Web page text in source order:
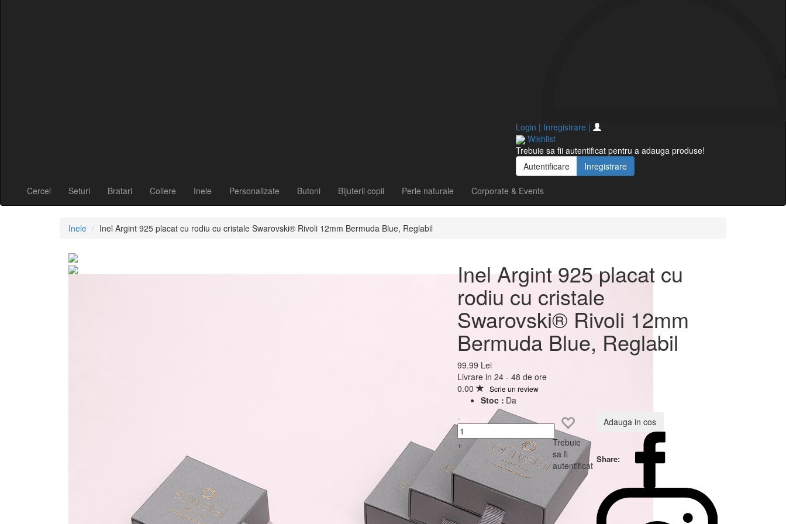
Login | Inregistrare |
Wishlist
Trebuie sa fii autentificat pentru a adauga produse!
Autentificare
Inregistrare
Cercei Seturi Bratari Coliere Inele Personalizate Butoni Bijuterii copii Perle naturale Corporate & Events
Inele Inel Argint 925 placat cu rodiu cu cristale Swarovski® Rivoli 12mm Bermuda Blue, Reglabil
Inel Argint 925 placat cu rodiu
cu cristale Swarovski® Rivoli
12mm Bermuda Blue,
Inel Argint 925 placat cu
rodiu cu cristale
Swarovski® Rivoli 12mm
Bermuda Blue, Reglabil
99.99 Lei
Livrare in 24 - 48 de ore
0.00
Scrie un review
Stoc : Da
-
+
Trebuie
sa fi
autentificat
Adauga in cos
Share: